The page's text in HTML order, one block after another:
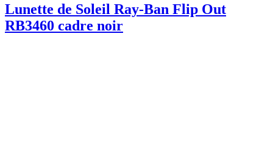
Lunette de Soleil Ray-Ban Flip Out
RB3460 cadre noir